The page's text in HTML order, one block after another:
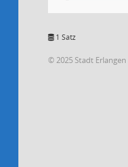
1 Satz
© 2025 Stadt Erlangen